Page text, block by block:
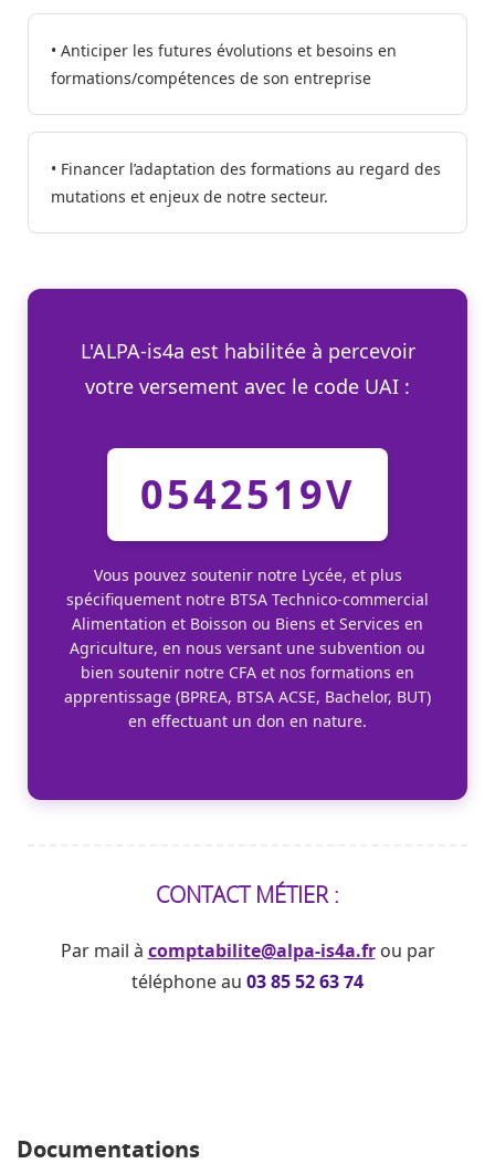
• Anticiper les futures évolutions et besoins en
formations/compétences de son entreprise
• Financer l’adaptation des formations au regard des
mutations et enjeux de notre secteur.
L'ALPA-is4a est habilitée à percevoir
votre versement avec le code UAI :
0542519V
Vous pouvez soutenir notre Lycée, et plus
spécifiquement notre BTSA Technico-commercial
Alimentation et Boisson ou Biens et Services en
Agriculture, en nous versant une subvention ou
bien soutenir notre CFA et nos formations en
apprentissage (BPREA, BTSA ACSE, Bachelor, BUT)
en effectuant un don en nature.
CONTACT MÉTIER :
Par mail à comptabilite@alpa-is4a.frou par
téléphone au 03 85 52 63 74
Documentations